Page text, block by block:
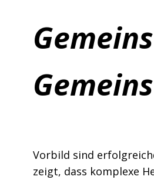
Vorbild sind
zeigt, dass komplexe